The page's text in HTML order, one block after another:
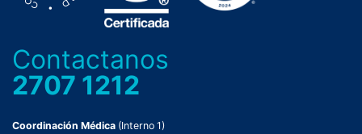
Contactanos
2707 1212
Coordinación Médica (Interno 1)